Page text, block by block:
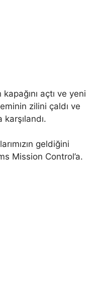
açtı ve yeni
zilini çaldı ve
karşılandı.
geldiğini
Mission Control’a.